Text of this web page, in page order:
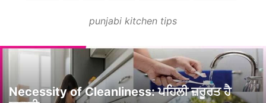
punjabi kitchen tips
Necessity of Cleanliness: ਪਹਿਲੀ ਜ਼ਰੂਰਤ ਹੈ